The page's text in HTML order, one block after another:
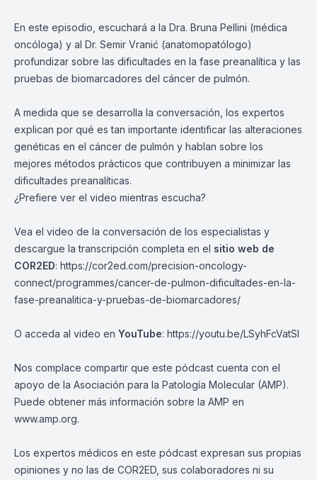
En este episodio, escuchará a la Dra. Bruna Pellini (médica
oncóloga) y al Dr. Semir Vranić (anatomopatólogo)
profundizar sobre las dificultades en la fase preanalítica y las
pruebas de biomarcadores del cáncer de pulmón.
A medida que se desarrolla la conversación, los expertos
explican por qué es tan importante identificar las alteraciones
genéticas en el cáncer de pulmón y hablan sobre los
mejores métodos prácticos que contribuyen a minimizar las
dificultades preanalíticas.
¿Prefiere ver el video mientras escucha?
Vea el video de la conversación de los especialistas y
descargue la transcripción completa en el sitio web de
COR2ED: https://cor2ed.com/precision-oncology-
connect/programmes/cancer-de-pulmon-dificultades-en-la-
fase-preanalitica-y-pruebas-de-biomarcadores/
O acceda al video en YouTube: https://youtu.be/LSyhFcVatSI
Nos complace compartir que este pódcast cuenta con el
apoyo de la Asociación para la Patología Molecular (AMP).
Puede obtener más información sobre la AMP en
www.amp.org.
Los expertos médicos en este pódcast expresan sus propias
opiniones y no las de COR2ED, sus colaboradores ni su